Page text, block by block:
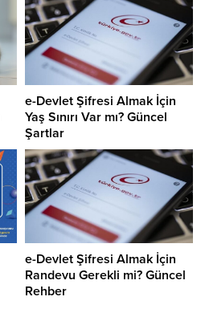
e-Devlet Şifresi Almak İçin
Yaş Sınırı Var mı? Güncel
Şartlar
e-Devlet Şifresi Almak İçin
Randevu Gerekli mi? Güncel
Rehber